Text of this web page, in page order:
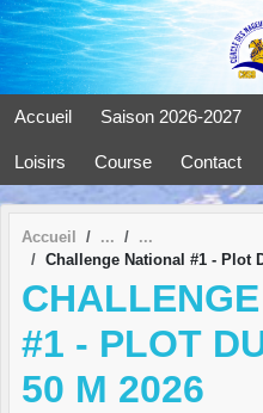
Accueil Saison 2026-2027
Loisirs Course Contact
Accueil
Challenge National #1 - Plot
#1 - PLOT
50 M 2026
Panneau de gestion des